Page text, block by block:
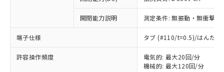
開閉能力説明 測定条件: 無振動・無衝撃
端子仕様 タブ (#110/t=0.5)/はんだづ
許容操作頻度
電気的: 最大20回/分
機械的: 最大120回/分
対応済み：EU RoHS指令（10物質）の
非含有に対応した製品が提供可能な商品で